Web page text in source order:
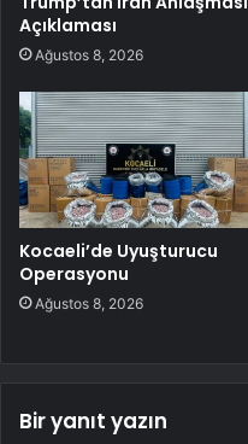
Açıklaması
Ağustos 8, 2026
Kocaeli’de Uyuşturucu
Operasyonu
Ağustos 8, 2026
Bir yanıt yazın